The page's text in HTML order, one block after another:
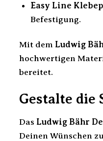
Easy Line
Befestigung.
Mit dem Ludwig
hochwertigen
bereitet.
Gestalte die
Das Ludwig Bähr
Deinen Wünschen